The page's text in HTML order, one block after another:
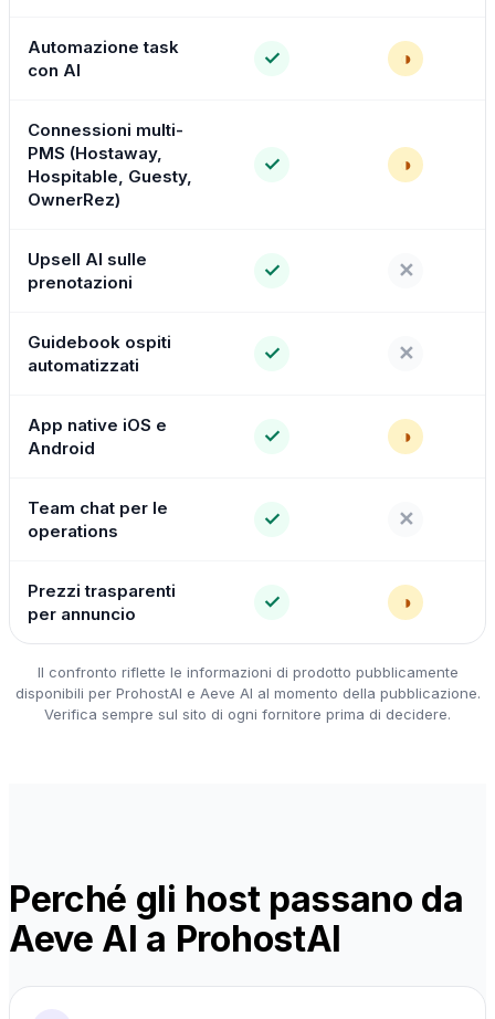
Automazione task
con AI
✓ ◑
Connessioni multi-
PMS (Hostaway,
Hospitable, Guesty,
OwnerRez)
✓ ◑
Upsell AI sulle
prenotazioni
✓ ✕
Guidebook ospiti
automatizzati
✓ ✕
App native iOS e
Android
✓ ◑
Team chat per le
operations
✓ ✕
Prezzi trasparenti
per annuncio
✓ ◑
Il confronto riflette le informazioni di prodotto pubblicamente
disponibili per ProhostAI e Aeve AI al momento della pubblicazione.
Verifica sempre sul sito di ogni fornitore prima di decidere.
Perché gli host passano da
Aeve AI a ProhostAI